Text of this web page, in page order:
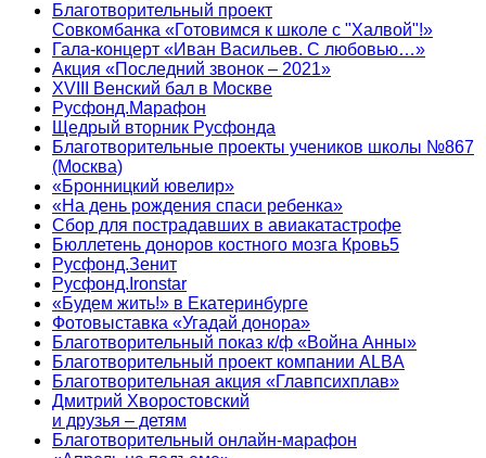
Благотворительный проект
Совкомбанка «Готовимся к школе с "Халвой"!»
Гала-концерт «Иван Васильев. С любовью…»
Акция «Последний звонок – 2021»
XVIII Венский бал в Москве
Русфонд.Марафон
Щедрый вторник Русфонда
Благотворительные проекты учеников школы №867
(Москва)
«Бронницкий ювелир»
«На день рождения спаси ребенка»
Сбор для пострадавших в авиакатастрофе
Бюллетень доноров костного мозга Кровь5
Русфонд.Зенит
Русфонд.Ironstar
«Будем жить!» в Екатеринбурге
Фотовыставка «Угадай донора»
Благотворительный показ к/ф «Война Анны»
Благотворительный проект компании ALBA
Благотворительная акция «Главпсихплав»
Дмитрий Хворостовский
и друзья – детям
Благотворительный онлайн‑марафон